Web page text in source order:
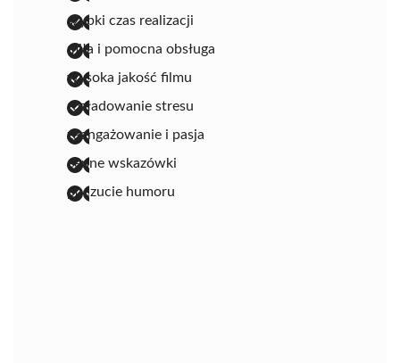
szybki czas realizacji
miła i pomocna obsługa
wysoka jakość filmu
rozładowanie stresu
zaangażowanie i pasja
cenne wskazówki
poczucie humoru